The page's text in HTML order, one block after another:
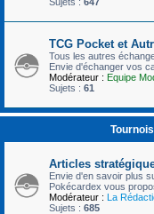
TCG Pocket et
Tous les autres
Envie d'échanger vos
Modérateur : Equipe
Sujets : 61
Articles
Envie d'en savoir plus
Pokécardex vous
Modérateur : La
Sujets : 685